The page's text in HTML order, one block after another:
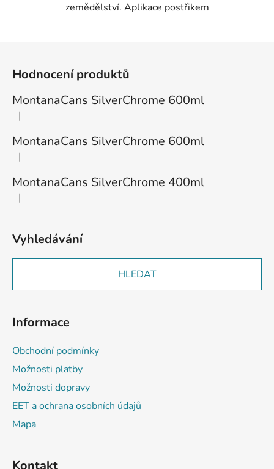
zemědělství. Aplikace postřikem
Hodnocení produktů
MontanaCans SilverChrome 600ml
Hodnocení produktu je 1 z 5 hvězdiček.
|
MontanaCans SilverChrome 600ml
Hodnocení produktu je 3 z 5 hvězdiček.
|
MontanaCans SilverChrome 400ml
Hodnocení produktu je 2 z 5 hvězdiček.
|
Vyhledávání
HLEDAT
Informace
Obchodní podmínky
Možnosti platby
Možnosti dopravy
EET a ochrana osobních údajů
Mapa